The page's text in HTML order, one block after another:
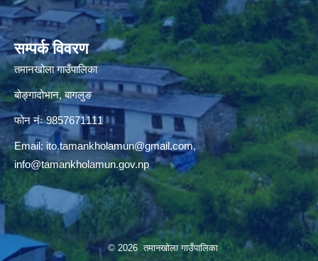
सम्पर्क विवरण
तमानखोला गाउँपालिका
बोङ्गादोभान, बागलुङ
फोन नंः 9857671111
Email: ito.tamankholamun@gmail.com,
info@tamankholamun.gov.np
© 2026 तमानखोला गाउँपालिका